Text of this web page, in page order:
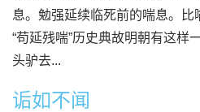
息。勉强延续临死前的喘息。
“苟延残喘”历史典故明朝有这样
头驴去...
诟如不闻